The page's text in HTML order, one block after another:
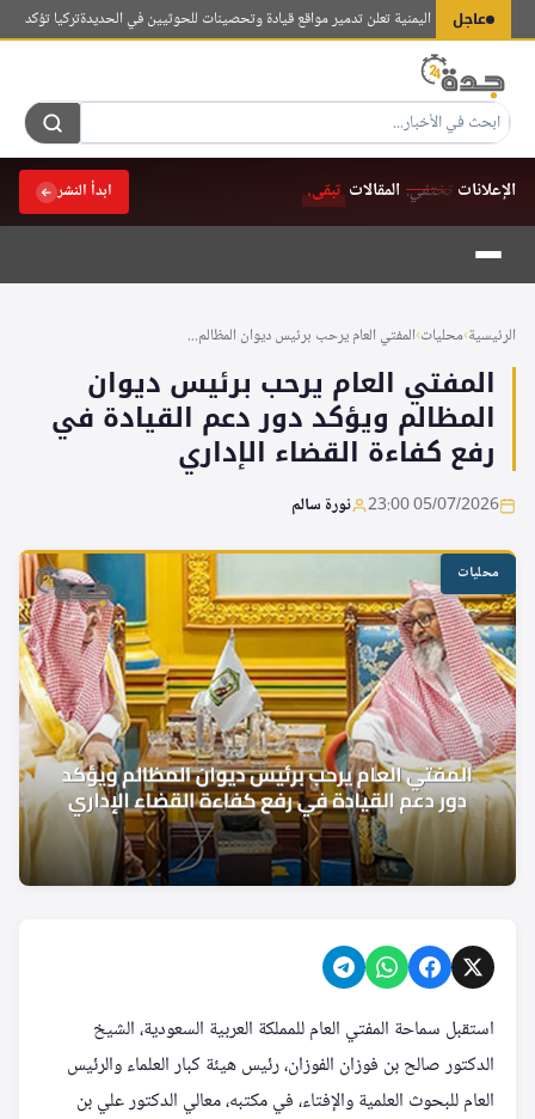
عاجل
الوطنية اليمنية تعلن تدمير مواقع قيادة وتحصينات للحوثيين في الحديدةتركيا تؤكد
الإعلانات تختفي.المقالات تبقى. ابدأ النشر
التجاوز
المحتوى
الرئيسية›محليات›المفتي العام يرحب برئيس ديوان المظالم...
المفتي العام يرحب برئيس ديوان
المظالم ويؤكد دور دعم القيادة في
رفع كفاءة القضاء الإداري
05/07/2026 23:00 نورة سالم
محليات
استقبل سماحة المفتي العام للمملكة العربية السعودية، الشيخ
الدكتور صالح بن فوزان الفوزان، رئيس هيئة كبار العلماء والرئيس
العام للبحوث العلمية والإفتاء، في مكتبه، معالي الدكتور علي بن